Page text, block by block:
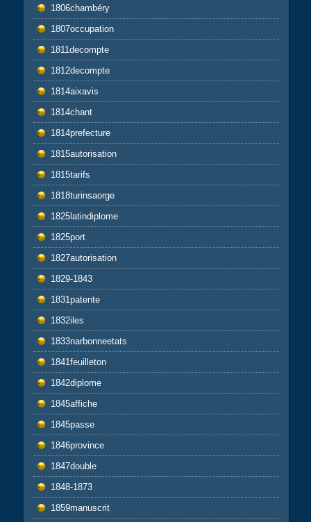
1806chambéry
1807occupation
1811decompte
1812decompte
1814aixavis
1814chant
1814prefecture
1815autorisation
1815tarifs
1818turinsaorge
1825latindiplome
1825port
1827autorisation
1829-1843
1831patente
1832iles
1833narbonneetats
1841feuilleton
1842diplome
1845affiche
1845passe
1846province
1847double
1848-1873
1859manuscrit